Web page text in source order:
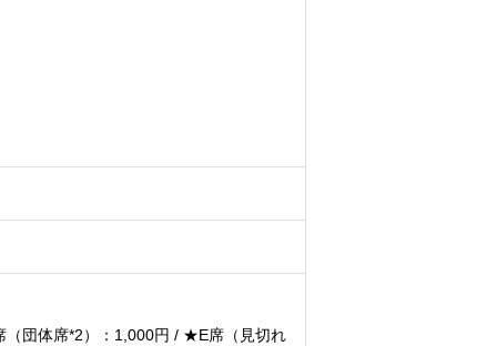
（団体席*2）：1,000円 / ★E席（見切れ